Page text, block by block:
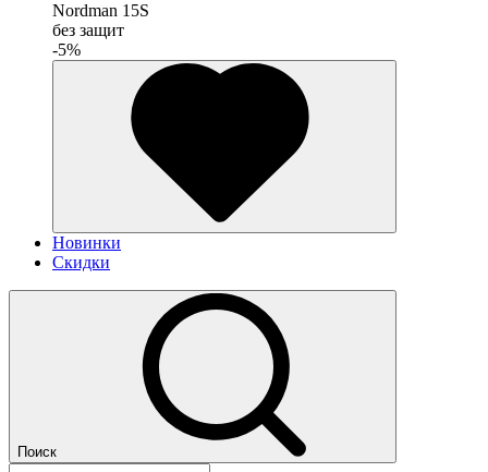
Nordman 15S
без защит
-5%
Новинки
Скидки
Поиск